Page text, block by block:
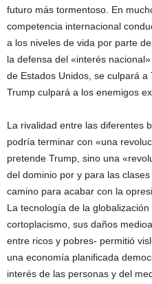
futuro más tormentoso. En
competencia internacional
a los niveles de vida por parte
la defensa del «interés
de Estados Unidos, se culpará
Trump culpará a los enemigos
La rivalidad entre las diferentes
podría terminar con «una
pretende Trump, sino una
del dominio por y para las
camino para acabar con la
La tecnología de la
cortoplacismo, sus daños
entre ricos y pobres- permitió
una economía planificada
interés de las personas y del